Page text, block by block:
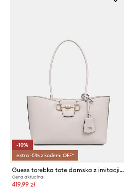
-10%
extra -5% z kodem: OFF*
Guess torebka tote damska z imitacji skóry JANIE
Cena aktualna:
419,99 zł